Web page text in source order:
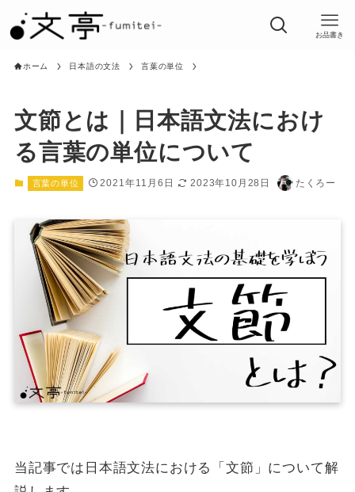
お品書き
ホーム 日本語の文法 言葉の単位
文節とは｜日本語文法におけ
る言葉の単位について
言葉の単位 2021年11月6日 2023年10月28日 たくろー
当記事では日本語文法における「文節」について解